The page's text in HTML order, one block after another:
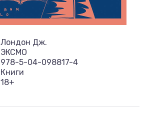
Лондон Дж.
ЭКСМО
978-5-04-098817-4
Книги
18+